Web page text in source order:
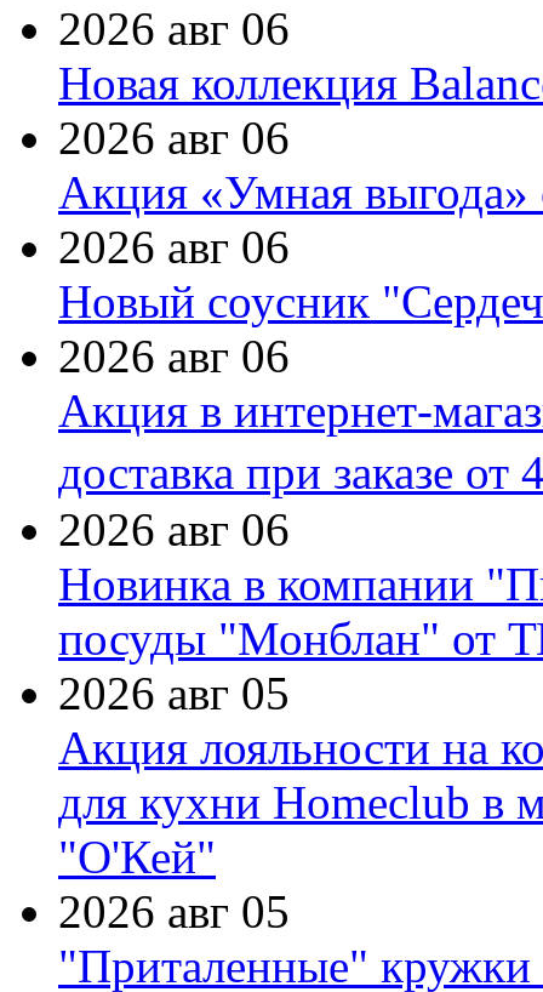
2026 авг 06
Новая коллекция
2026 авг 06
Акция «Умная выгода»
2026 авг 06
Новый соусник
2026 авг 06
Акция в интернет-
доставка при заказе от
2026 авг 06
Новинка в компании
посуды "Монблан" от
2026 авг 05
Акция лояльности на
для кухни Homeclub в
"О'Кей"
2026 авг 05
"Приталенные" кружки